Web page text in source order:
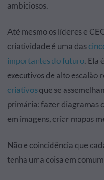
ambiciosos.
Até mesmo os líderes e
criatividade é uma das
importantes do futuro. Ela
executivos de alto escalão
criativosque se
primária: fazer diagramas
em imagens, criar mapas
Não é coincidência que
tenha uma coisa em